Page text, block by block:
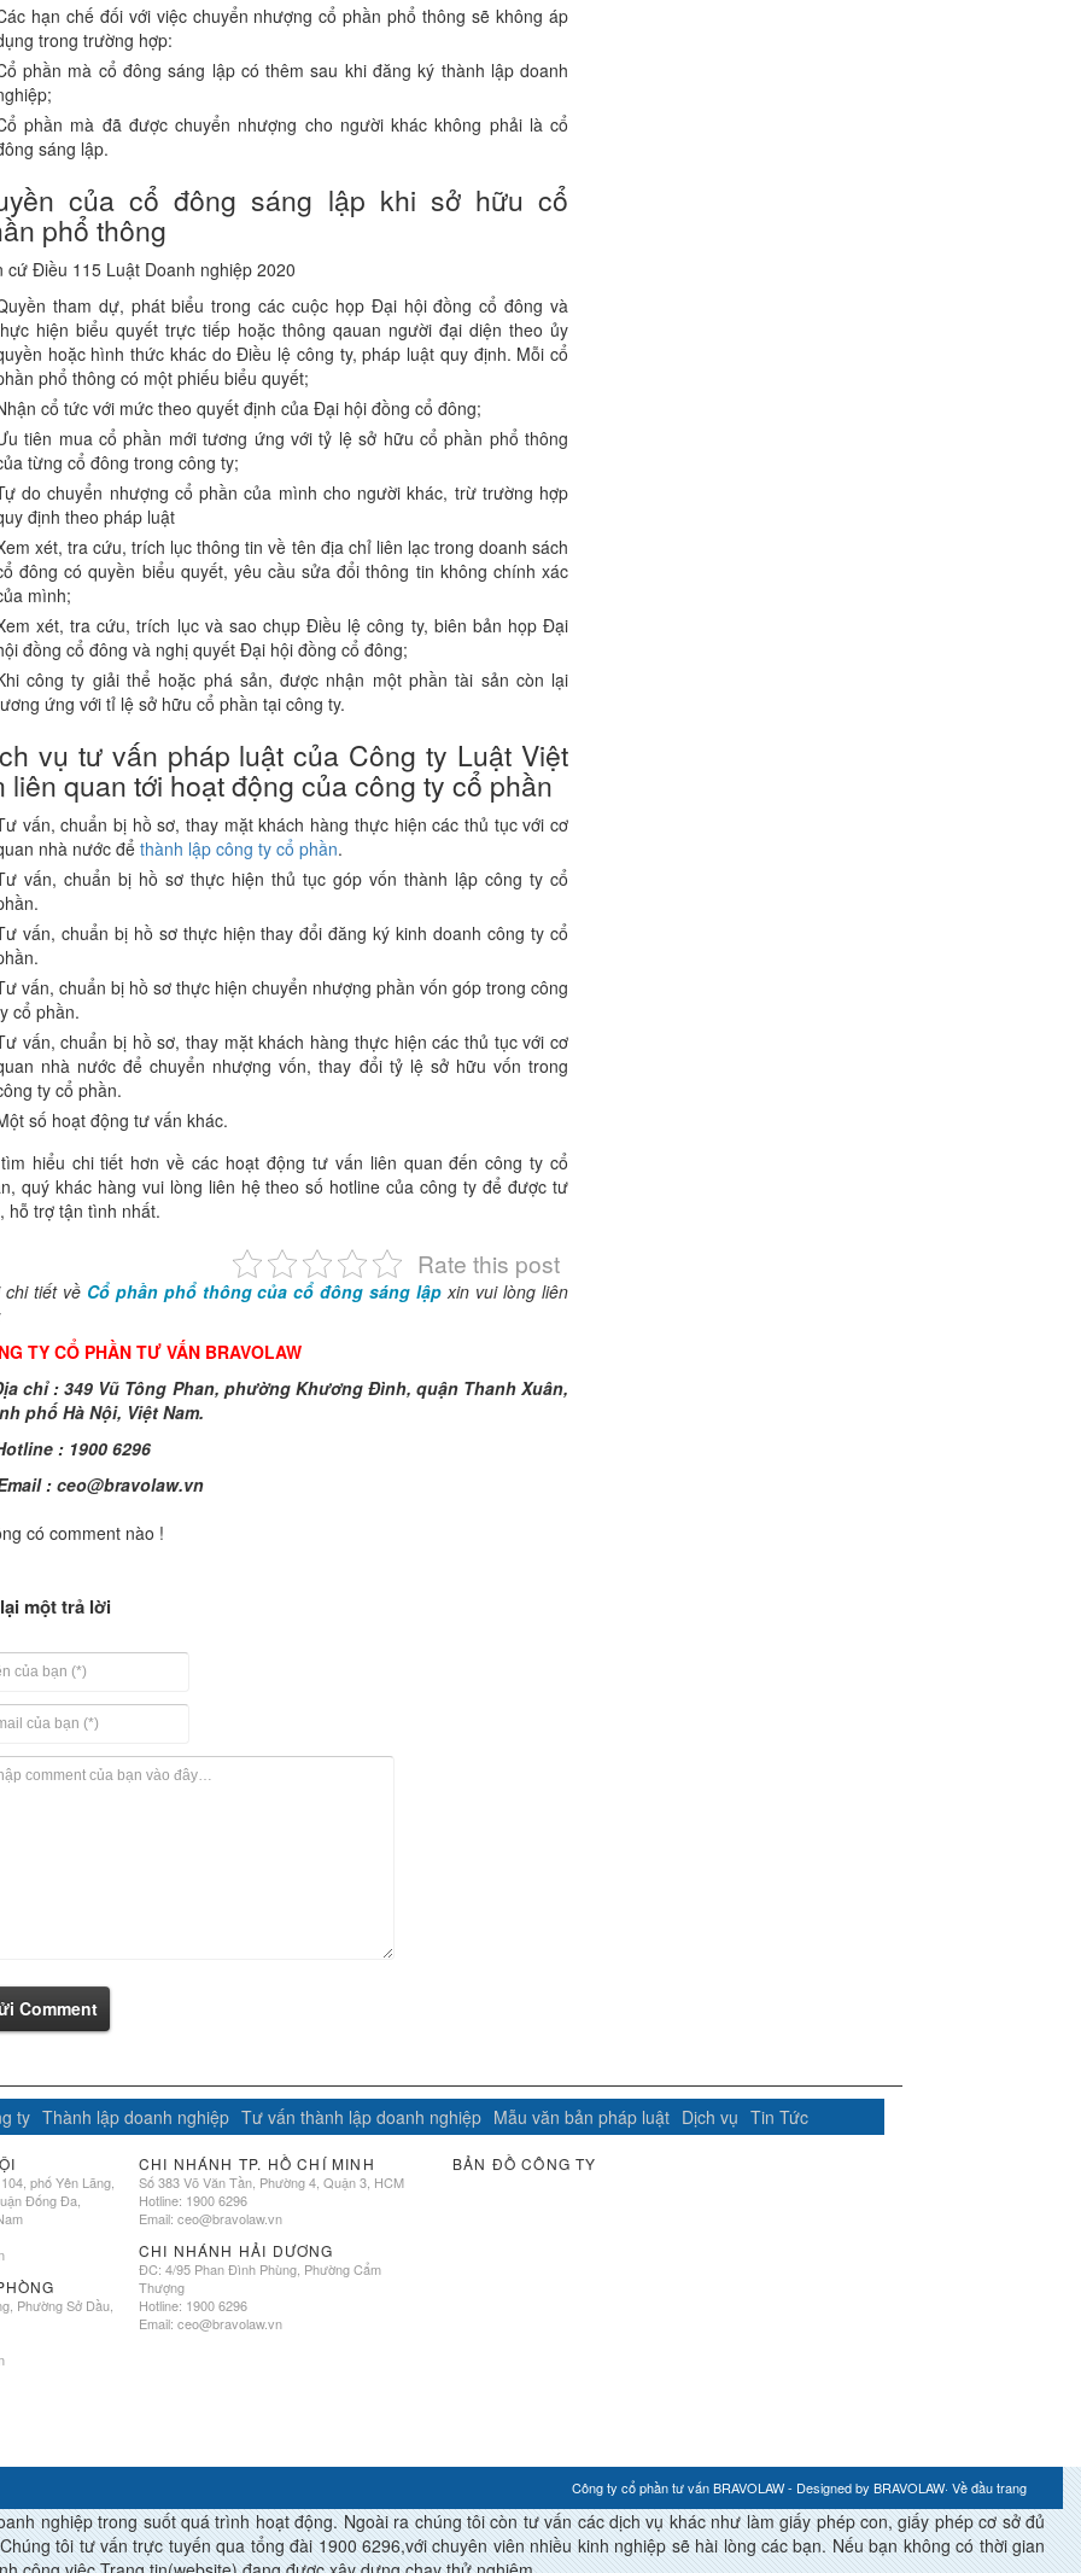
hạn chế đối với việc chuyển nhượng cổ phần phổ thông sẽ không áp
trong trường hợp:
phần mà cổ đông sáng lập có thêm sau khi đăng ký thành lập doanh
phần mà đã được chuyển nhượng cho người khác không phải là cổ
sáng lập.
của cổ đông sáng lập khi sở hữu cổ
phổ thông
cứ Điều 115 Luật Doanh nghiệp 2020
tham dự, phát biểu trong các cuộc họp Đại hội đồng cổ đông và
hiện biểu quyết trực tiếp hoặc thông qauan người đại diện theo ủy
hoặc hình thức khác do Điều lệ công ty, pháp luật quy định. Mỗi cổ
phổ thông có một phiếu biểu quyết;
cổ tức với mức theo quyết định của Đại hội đồng cổ đông;
tiên mua cổ phần mới tương ứng với tỷ lệ sở hữu cổ phần phổ thông
từng cổ đông trong công ty;
do chuyển nhượng cổ phần của mình cho người khác, trừ trường hợp
định theo pháp luật
xét, tra cứu, trích lục thông tin về tên địa chỉ liên lạc trong doanh sách
đông có quyền biểu quyết, yêu cầu sửa đổi thông tin không chính xác
mình;
xét, tra cứu, trích lục và sao chụp Điều lệ công ty, biên bản họp Đại
đồng cổ đông và nghị quyết Đại hội đồng cổ đông;
công ty giải thể hoặc phá sản, được nhận một phần tài sản còn lại
ứng với tỉ lệ sở hữu cổ phần tại công ty.
vụ tư vấn pháp luật của Công ty Luật Việt
liên quan tới hoạt động của công ty cổ phần
vấn, chuẩn bị hồ sơ, thay mặt khách hàng thực hiện các thủ tục với cơ
nhà nước để thành lập công ty cổ phần.
vấn, chuẩn bị hồ sơ thực hiện thủ tục góp vốn thành lập công ty cổ
vấn, chuẩn bị hồ sơ thực hiện thay đổi đăng ký kinh doanh công ty cổ
vấn, chuẩn bị hồ sơ thực hiện chuyển nhượng phần vốn góp trong công
cổ phần.
vấn, chuẩn bị hồ sơ, thay mặt khách hàng thực hiện các thủ tục với cơ
nhà nước để chuyển nhượng vốn, thay đổi tỷ lệ sở hữu vốn trong
ty cổ phần.
số hoạt động tư vấn khác.
hiểu chi tiết hơn về các hoạt động tư vấn liên quan đến công ty cổ
quý khác hàng vui lòng liên hệ theo số hotline của công ty để được tư
hỗ trợ tận tình nhất.
Rate this post
chi tiết về Cổ phần phổ thông của cổ đông sáng lập xin vui lòng liên
TY CỔ PHẦN TƯ VẤN BRAVOLAW
chỉ : 349 Vũ Tông Phan, phường Khương Đình, quận Thanh Xuân,
phố Hà Nội, Việt Nam.
: 1900 6296
: ceo@bravolaw.vn
có comment nào !
một trả lời
Comment
ty Thành lập doanh nghiệp Tư vấn thành lập doanh nghiệp Mẫu văn bản pháp luật Dịch vụ Tin Tức
phố Yên Lãng,
Đống Đa,
Phường Sở Dầu,
CHI NHÁNH TP. HỒ CHÍ MINH
Số 383 Võ Văn Tần, Phường 4, Quận 3, HCM
Hotline: 1900 6296
Email: ceo@bravolaw.vn
CHI NHÁNH HẢI DƯƠNG
ĐC: 4/95 Phan Đình Phùng, Phường Cẩm
Thượng
Hotline: 1900 6296
Email: ceo@bravolaw.vn
BẢN ĐỒ CÔNG TY
Công ty cổ phần tư vấn BRAVOLAW - Designed by BRAVOLAW· Về đầu trang
nghiệp trong suốt quá trình hoạt động. Ngoài ra chúng tôi còn tư vấn các dịch vụ khác như làm giấy phép con, giấy phép cơ sở đủ
tôi tư vấn trực tuyến qua tổng đài 1900 6296,với chuyên viên nhiều kinh nghiệp sẽ hài lòng các bạn. Nếu bạn không có thời gian